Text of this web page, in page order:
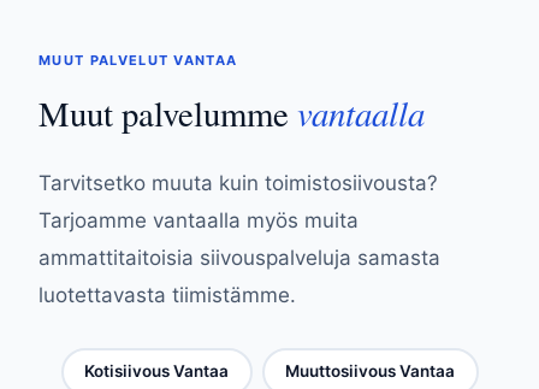
MUUT PALVELUT VANTAA
Muut palvelumme vantaalla
Tarvitsetko muuta kuin toimistosiivousta?
Tarjoamme vantaalla myös muita
ammattitaitoisia siivouspalveluja samasta
luotettavasta tiimistämme.
Kotisiivous Vantaa Muuttosiivous Vantaa